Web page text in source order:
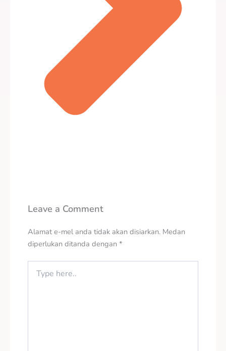
Leave a Comment
Alamat e-mel anda tidak akan disiarkan. Medan
diperlukan ditanda dengan *
here..